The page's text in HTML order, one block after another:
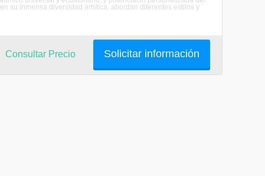
su inmensa diversidad artstica, abordan diferentes estilos y
Solicitar información
Consultar Precio